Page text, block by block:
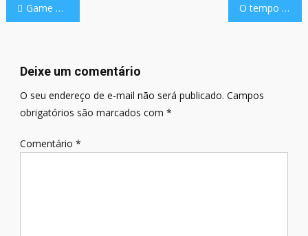
Navegação
Post
Game + Arte + Cultura + Comunidade? Sim, por favor! O tempo não passa. Ele nos transforma.
Deixe um comentário
O seu endereço de e-mail não será publicado. Campos
obrigatórios são marcados com *
Comentário *